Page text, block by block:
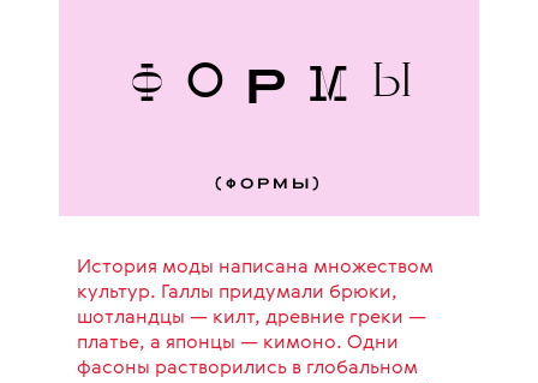
Ф О Р М Ы
(ФОРМЫ)
История моды написана множеством
культур. Галлы придумали брюки,
шотландцы — килт, древние греки —
платье, а японцы — кимоно. Одни
фасоны растворились в глобальном